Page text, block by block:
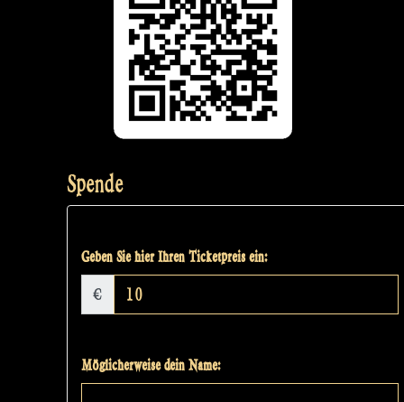
Spende
Geben Sie hier Ihren Ticketpreis ein:
€
Möglicherweise dein Name: